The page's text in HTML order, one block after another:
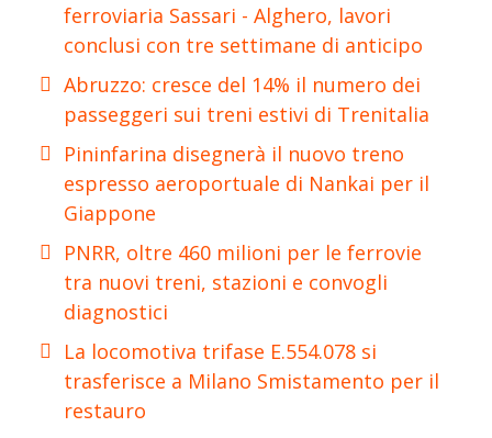
ferroviaria Sassari - Alghero, lavori
conclusi con tre settimane di anticipo
Abruzzo: cresce del 14% il numero dei
passeggeri sui treni estivi di Trenitalia
Pininfarina disegnerà il nuovo treno
espresso aeroportuale di Nankai per il
Giappone
PNRR, oltre 460 milioni per le ferrovie
tra nuovi treni, stazioni e convogli
diagnostici
La locomotiva trifase E.554.078 si
trasferisce a Milano Smistamento per il
restauro